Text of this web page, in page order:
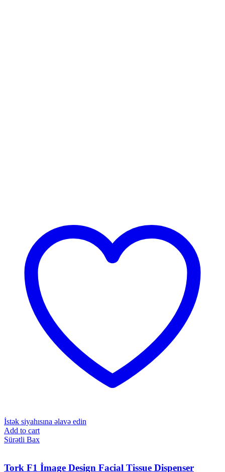
İstək siyahısına əlavə edin
Add to cart
Sürətli Bax
Tork F1 İmage Design Facial Tissue Dispenser